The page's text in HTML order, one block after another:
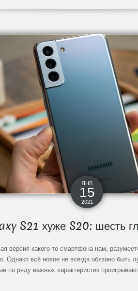
ЯНВ
15
2021
S21 хуже S20: шесть
версия какого-то смартфона нам,
Однако всё новое не всегда обязано быть
по ряду важных характеристик